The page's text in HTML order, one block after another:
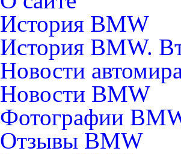
История BMW
История BMW.
Новости
Новости BMW
Фотографии
Отзывы BMW